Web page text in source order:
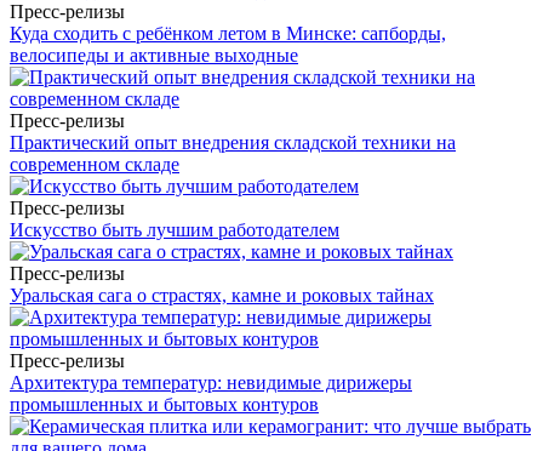
Пресс-релизы
Куда сходить с ребёнком летом в Минске: сапборды,
велосипеды и активные выходные
Пресс-релизы
Практический опыт внедрения складской техники на
современном складе
Пресс-релизы
Искусство быть лучшим работодателем
Пресс-релизы
Уральская сага о страстях, камне и роковых тайнах
Пресс-релизы
Архитектура температур: невидимые дирижеры
промышленных и бытовых контуров